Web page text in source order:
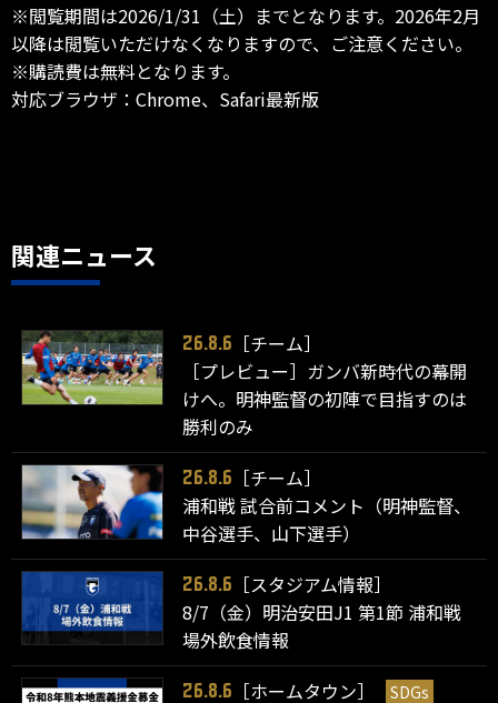
※閲覧期間は2026/1/31（土）までとなります。2026年2月
以降は閲覧いただけなくなりますので、ご注意ください。
※購読費は無料となります。
対応ブラウザ：Chrome、Safari最新版
関連ニュース
26.8.6
［チーム］
［プレビュー］ガンバ新時代の幕開
けへ。明神監督の初陣で目指すのは
勝利のみ
26.8.6
［チーム］
浦和戦 試合前コメント（明神監督、
中谷選手、山下選手）
26.8.6
［スタジアム情報］
8/7（金）明治安田J1 第1節 浦和戦
場外飲食情報
26.8.6 ［ホームタウン］ SDGs